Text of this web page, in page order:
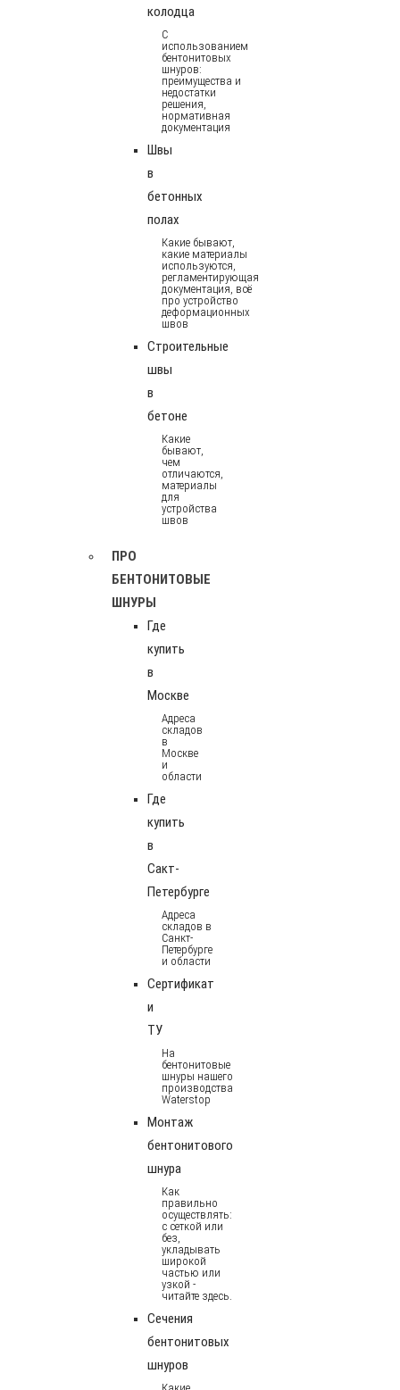
колодца
С
использованием
бентонитовых
шнуров:
преимущества и
недостатки
решения,
нормативная
документация
Швы
в
бетонных
полах
Какие бывают,
какие материалы
используются,
регламентирующая
документация, всё
про устройство
деформационных
швов
Строительные
швы
в
бетоне
Какие
бывают,
чем
отличаются,
материалы
для
устройства
швов
ПРО
БЕНТОНИТОВЫЕ
ШНУРЫ
Где
купить
в
Москве
Адреса
складов
в
Москве
и
области
Где
купить
в
Сакт-
Петербурге
Адреса
складов в
Санкт-
Петербурге
и области
Сертификат
и
ТУ
На
бентонитовые
шнуры нашего
производства
Waterstop
Монтаж
бентонитового
шнура
Как
правильно
осуществлять:
с сеткой или
без,
укладывать
широкой
частью или
узкой -
читайте здесь.
Сечения
бентонитовых
шнуров